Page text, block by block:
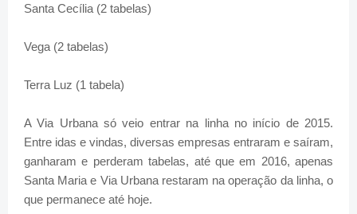
Santa Cecília (2 tabelas)
Vega (2 tabelas)
Terra Luz (1 tabela)
A Via Urbana só veio entrar na linha no início de 2015.
Entre idas e vindas, diversas empresas entraram e saíram,
ganharam e perderam tabelas, até que em 2016, apenas
Santa Maria e Via Urbana restaram na operação da linha, o
que permanece até hoje.